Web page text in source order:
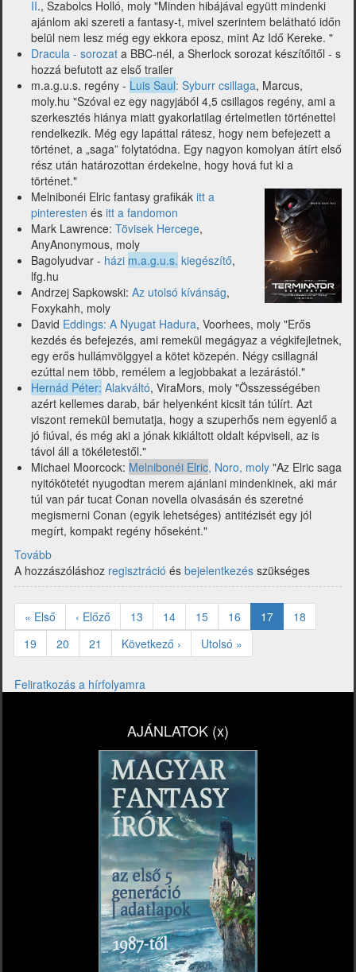
II., Szabolcs Holló, moly "Minden hibájával együtt mindenki
ajánlom aki szereti a fantasy-t, mivel szerintem belátható időn
belül nem lesz még egy ekkora eposz, mint Az Idő Kereke. "
Dracula - sorozat a BBC-nél, a Sherlock sorozat készítőitől - s
hozzá befutott az első trailer
m.a.g.u.s. regény - Luis Saul: Syburr csillaga, Marcus,
moly.hu "Szóval ez egy nagyjából 4,5 csillagos regény, ami a
szerkesztés hiánya miatt gyakorlatilag értelmetlen történettel
rendelkezik. Még egy lapáttal rátesz, hogy nem befejezett a
történet, a „saga” folytatódna. Egy nagyon komolyan átírt első
rész után határozottan érdekelne, hogy hová fut ki a
történet."
Melnibonéi Elric fantasy grafikák itt a
pinteresten és itt a fandomon
Mark Lawrence: Tövisek Hercege,
AnyAnonymous, moly
Bagolyudvar - házi m.a.g.u.s. kiegészítő,
lfg.hu
Andrzej Sapkowski: Az utolsó kívánság,
Foxykahh, moly
David Eddings: A Nyugat Hadura, Voorhees, moly "Erős
kezdés és befejezés, ami remekül megágyaz a végkifejletnek,
egy erős hullámvölggyel a kötet közepén. Négy csillagnál
ezúttal nem több, remélem a legjobbakat a lezárástól."
Hernád Péter: Alakváltó, ViraMors, moly "Összességében
azért kellemes darab, bár helyenként kicsit tán túlírt. Azt
viszont remekül bemutatja, hogy a szuperhős nem egyenlő a
jó fiúval, és még aki a jónak kikiáltott oldalt képviseli, az is
távol áll a tökéletestől."
Michael Moorcock: Melnibonéi Elric, Noro, moly "Az Elric saga
nyitókötetét nyugodtan merem ajánlani mindenkinek, aki már
túl van pár tucat Conan novella olvasásán és szeretné
megismerni Conan (egyik lehetséges) antitézisét egy jól
megírt, kompakt regény hőseként."
Tovább
a
44-
ik
hét
-
Moorcock
mások
A hozzászóláshoz regisztráció és bejelentkezés szükséges
Oldalszámozás
Első
oldal
« Első
Előző
oldal
‹ Előző Oldal
13 Oldal
14 Oldal
15 Oldal
16
Jelenlegi
oldal
17 Oldal
18
Oldal
19 Oldal
20 Oldal
21
Következő
oldal
Következő ›
Utolsó
oldal
Utolsó »
Feliratkozás a hírfolyamra
AJÁNLATOK (x)